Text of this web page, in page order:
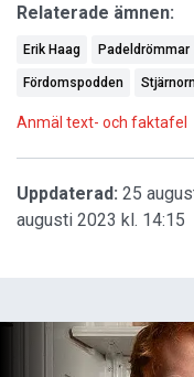
Relaterade ämnen:
Erik Haag Padeldrömmar
Fördomspodden
Anmäl text- och faktafel
Uppdaterad: 25
augusti 2023 kl. 14:15